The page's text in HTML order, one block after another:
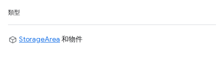
類型
StorageArea 和物件